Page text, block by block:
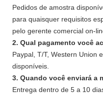
Pedidos de amostra
para quaisquer requisitos
pelo gerente comercial on-
2. Qual pagamento você
Paypal, T/T, Western Union
disponíveis.
3. Quando você enviará a
Entrega dentro de 5 a 10